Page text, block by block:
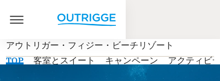
アウトリガー・フィジー・ビーチリゾート
TOP
客室とスイート キャンペーン アクティビ